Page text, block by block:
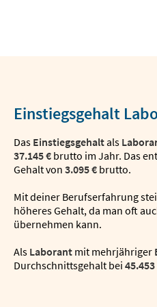
Einstiegsgehalt
Das Einstiegsgehaltals
37.145 € brutto im Jahr. Das
Gehalt von 3.095 € brutto.
Mit deiner Berufserfahrung
höheres Gehalt, da man oft
übernehmen kann.
Als Laborant mit mehrjähriger
Durchschnittsgehalt bei 45.453